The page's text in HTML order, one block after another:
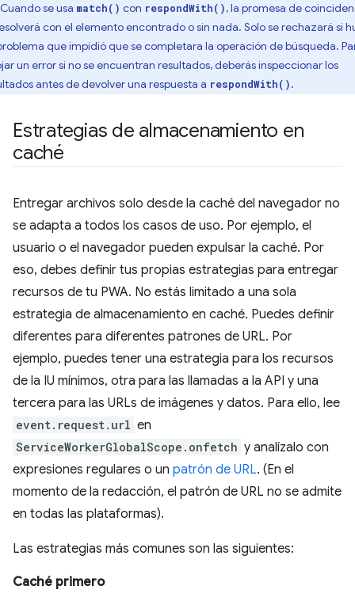
Cuando se usa match() con respondWith(), la promesa de
con el elemento encontrado o sin nada. Solo se rechazará si
que impidió que se completara la operación de búsqueda.
un error si no se encuentran resultados, deberás inspeccionar los
antes de devolver una respuesta a respondWith().
Estrategias de almacenamiento en
caché
Entregar archivos solo desde la caché del navegador no
se adapta a todos los casos de uso. Por ejemplo, el
usuario o el navegador pueden expulsar la caché. Por
eso, debes definir tus propias estrategias para entregar
recursos de tu PWA. No estás limitado a una sola
estrategia de almacenamiento en caché. Puedes definir
diferentes para diferentes patrones de URL. Por
ejemplo, puedes tener una estrategia para los recursos
de la IU mínimos, otra para las llamadas a la API y una
tercera para las URLs de imágenes y datos. Para ello, lee
event.request.url en
ServiceWorkerGlobalScope.onfetch y analízalo con
expresiones regulares o un patrón de URL. (En el
momento de la redacción, el patrón de URL no se admite
en todas las plataformas).
Las estrategias más comunes son las siguientes:
Caché primero